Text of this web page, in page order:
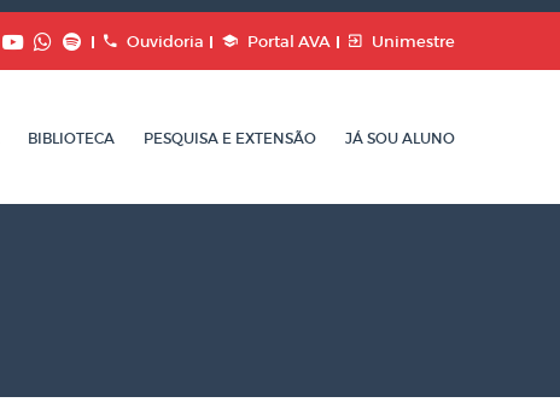
Ouvidoria Portal AVA Unimestre
BIBLIOTECA PESQUISA E EXTENSÃO JÁ SOU ALUNO